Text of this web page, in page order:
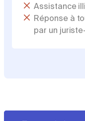
Assistance
Réponse à
par un